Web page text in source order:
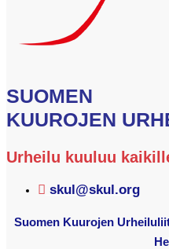
SUOMEN
KUUROJEN
Urheilu kuuluu
skul@skul.org
Suomen Kuurojen